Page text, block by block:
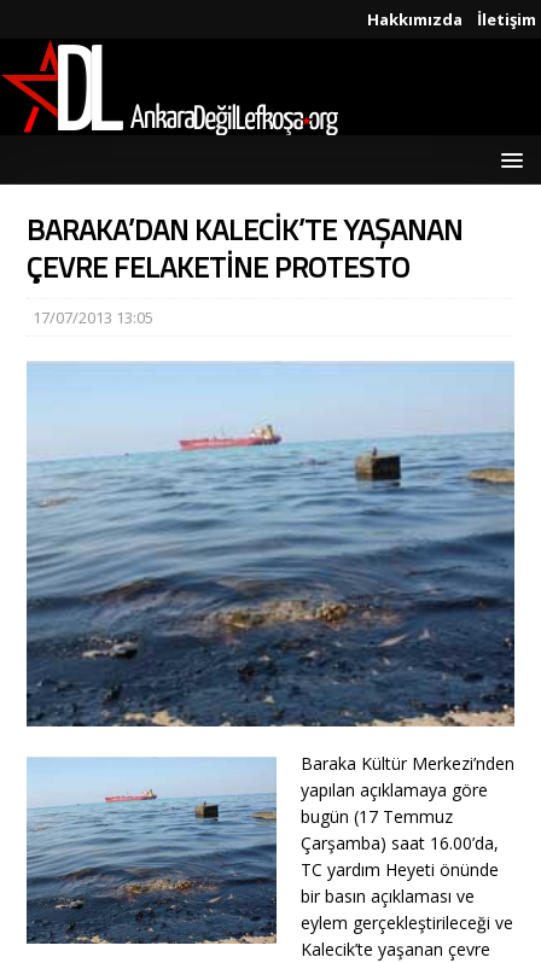
Hakkımızda İletişim
BARAKA’DAN KALECİK’TE YAŞANAN
ÇEVRE FELAKETİNE PROTESTO
17/07/2013 13:05
Baraka Kültür Merkezi’nden
yapılan açıklamaya göre
bugün (17 Temmuz
Çarşamba) saat 16.00’da,
TC yardım Heyeti önünde
bir basın açıklaması ve
eylem gerçekleştirileceği ve
Kalecik’te yaşanan çevre